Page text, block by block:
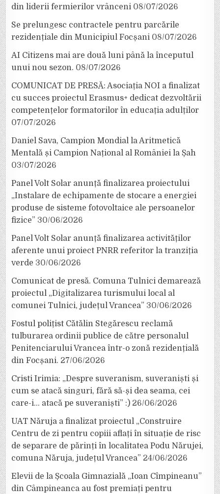
din liderii fermierilor vrânceni 08/07/2026
Se prelungesc contractele pentru parcările
rezidențiale din Municipiul Focșani 08/07/2026
AI Citizens mai are două luni până la începutul
unui nou sezon. 08/07/2026
COMUNICAT DE PRESĂ: Asociația NOI a finalizat
cu succes proiectul Erasmus+ dedicat dezvoltării
competențelor formatorilor în educația adulților
07/07/2026
Daniel Sava, Campion Mondial la Aritmetică
Mentală și Campion Național al României la Șah
03/07/2026
Panel Volt Solar anunță finalizarea proiectului
„Instalare de echipamente de stocare a energiei
produse de sisteme fotovoltaice ale persoanelor
fizice” 30/06/2026
Panel Volt Solar anunță finalizarea activităților
aferente unui proiect PNRR referitor la tranziția
verde 30/06/2026
Comunicat de presă. Comuna Tulnici demarează
proiectul „Digitalizarea turismului local al
comunei Tulnici, județul Vrancea” 30/06/2026
Fostul polițist Cătălin Stegărescu reclamă
tulburarea ordinii publice de către personalul
Penitenciarului Vrancea într-o zonă rezidențială
din Focșani. 27/06/2026
Cristi Irimia: „Despre suveranism, suveraniști și
cum se atacă singuri, fără să-și dea seama, cei
care-i… atacă pe suveraniști” :) 26/06/2026
UAT Năruja a finalizat proiectul „Construire
Centru de zi pentru copiii aflați în situație de risc
de separare de părinți în localitatea Podu Nărujei,
comuna Năruja, județul Vrancea” 24/06/2026
Elevii de la Școala Gimnazială „Ioan Cîmpineanu”
din Câmpineanca au fost premiați pentru